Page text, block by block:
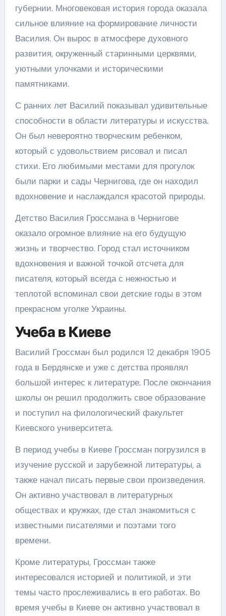
губернии. Многовековая история города оказала
сильное влияние на формирование личности
Василия. Он вырос в атмосфере духовного
развития, окруженный старинными церквями,
уютными улочками и историческими
памятниками.
С ранних лет Василий показывал удивительные
способности в области литературы и искусства.
Он был невероятно творческим ребенком,
который с удовольствием рисовал и писал
стихи. Его любимыми местами для прогулок
были парки и сады Чернигова, где он находил
вдохновение и наслаждался красотой природы.
Детство Василия Гроссмана в Чернигове
оказало огромное влияние на его будущую
жизнь и творчество. Город стал источником
вдохновения и важной точкой отсчета для
писателя, который всегда с нежностью и
теплотой вспоминал свои детские годы в этом
прекрасном уголке Украины.
Учеба в Киеве
Василий Гроссман был родился 12 декабря 1905
года в Бердянске и уже с детства проявлял
большой интерес к литературе. После окончания
школы он решил продолжить свое образование
и поступил на филологический факультет
Киевского университета.
В период учебы в Киеве Гроссман погрузился в
изучение русской и зарубежной литературы, а
также начал писать первые свои произведения.
Он активно участвовал в литературных
обществах и кружках, где стал знакомиться с
известными писателями и поэтами того
времени.
Кроме литературы, Гроссман также
интересовался историей и политикой, и эти
темы часто прослеживались в его работах. Во
время учебы в Киеве он активно участвовал в